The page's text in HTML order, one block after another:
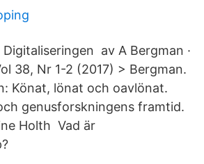
av A Bergman ·
38, Nr 1-2 (2017) > Bergman.
Könat, lönat och oavlönat.
genusforskningens framtid.
Holth Vad är